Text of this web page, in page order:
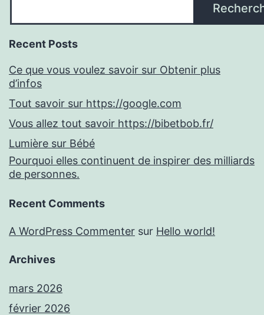
Recent Posts
Ce que vous voulez savoir sur Obtenir plus
d’infos
Tout savoir sur https://google.com
Vous allez tout savoir https://bibetbob.fr/
Lumière sur Bébé
Pourquoi elles continuent de inspirer des milliards
de personnes.
Recent Comments
A WordPress Commenter sur Hello world!
Archives
mars 2026
février 2026